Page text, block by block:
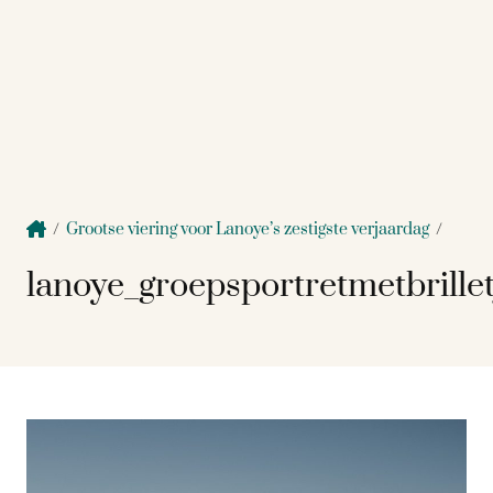
/ Grootse viering voor Lanoye’s zestigste verjaardag/